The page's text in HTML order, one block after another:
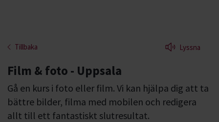
Tillbaka Lyssna
Film & foto - Uppsala
Gå en kurs i foto eller film. Vi kan hjälpa dig att ta
bättre bilder, filma med mobilen och redigera
allt till ett fantastiskt slutresultat.